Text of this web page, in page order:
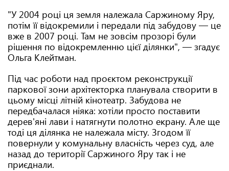
"У 2004 році ця земля належала Саржиному Яру,
потім її відокремили і передали під забудову — це
вже в 2007 році. Там не зовсім прозорі були
рішення по відокремленню цієї ділянки", — згадує
Ольга Клейтман.
Під час роботи над проєктом реконструкції
паркової зони архітекторка планувала створити в
цьому місці літній кінотеатр. Забудова не
передбачалася ніяка: хотіли просто поставити
дерев'яні лави і натягнути полотно екрану. Але ще
тоді ця ділянка не належала місту. Згодом її
повернули у комунальну власність через суд, але
назад до території Саржиного Яру так і не
приєднали.